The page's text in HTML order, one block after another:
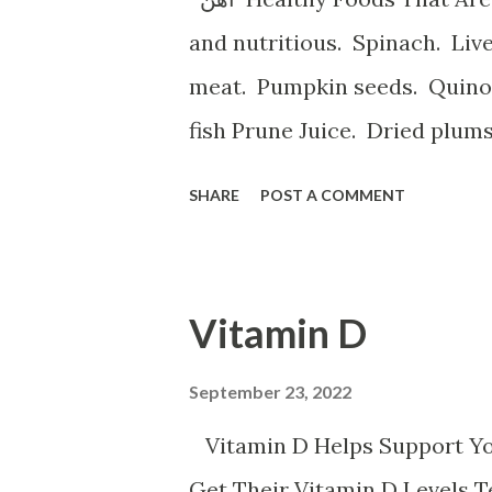
and nutritious. Spinach.
meat. Pumpkin seeds.
fish Prune Juice. Dried
خونی خستگی ضعف قوای جسمانی
نفس است ورزش سنگین حاملگی
باعث کم خونی می شود
SHARE POST A COMMENT
Vitamin D
September 23, 2022
Vitamin D Helps Support